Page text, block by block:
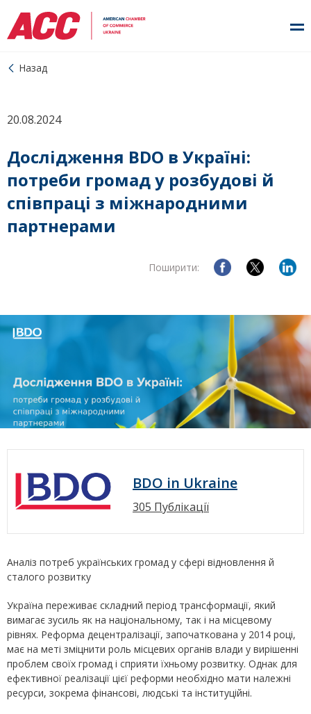
Назад
20.08.2024
Дослідження BDO в Україні:
потреби громад у розбудові й
співпраці з міжнародними
партнерами
Поширити:
BDO in Ukraine
305 Публікації
Аналіз потреб українських громад у сфері відновлення й
сталого розвитку
Україна переживає складний період трансформації, який
вимагає зусиль як на національному, так і на місцевому
рівнях. Реформа децентралізації, започаткована у 2014 році,
має на меті зміцнити роль місцевих органів влади у вирішенні
проблем своїх громад і сприяти їхньому розвитку. Однак для
ефективної реалізації цієї реформи необхідно мати належні
ресурси, зокрема фінансові, людські та інституційні.